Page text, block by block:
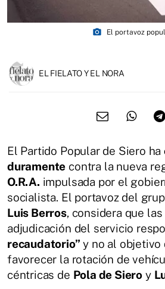
photo_camera El portavoz
EL FIELATO Y EL NORA
El Partido Popular de Siero ha
duramente contra la nueva
O.R.A. impulsada por el
socialista. El portavoz del
Luis Berros, considera que
adjudicación del servicio
recaudatorio” y no al objetivo
favorecer la rotación de
céntricas de Pola de Siero y